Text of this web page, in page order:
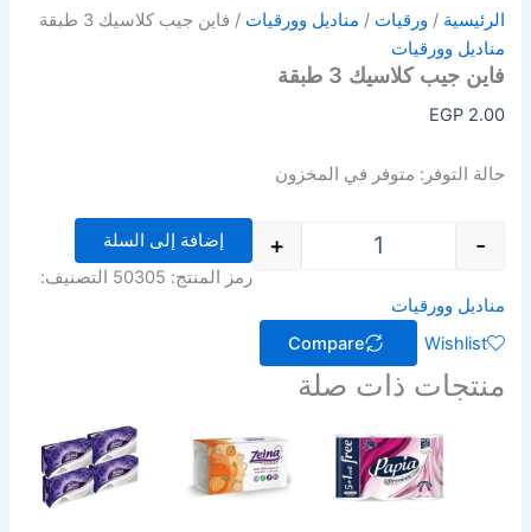
الرئيسية / ورقيات / مناديل وورقيات / فاين جيب كلاسيك 3 طبقة
مناديل وورقيات
فاين جيب كلاسيك 3 طبقة
EGP2.00
حالة التوفر: متوفر في المخزون
-
+
إضافة إلى السلة
رمز المنتج: 50305
التصنيف:
مناديل وورقيات
Wishlist
Compare
منتجات ذات صلة